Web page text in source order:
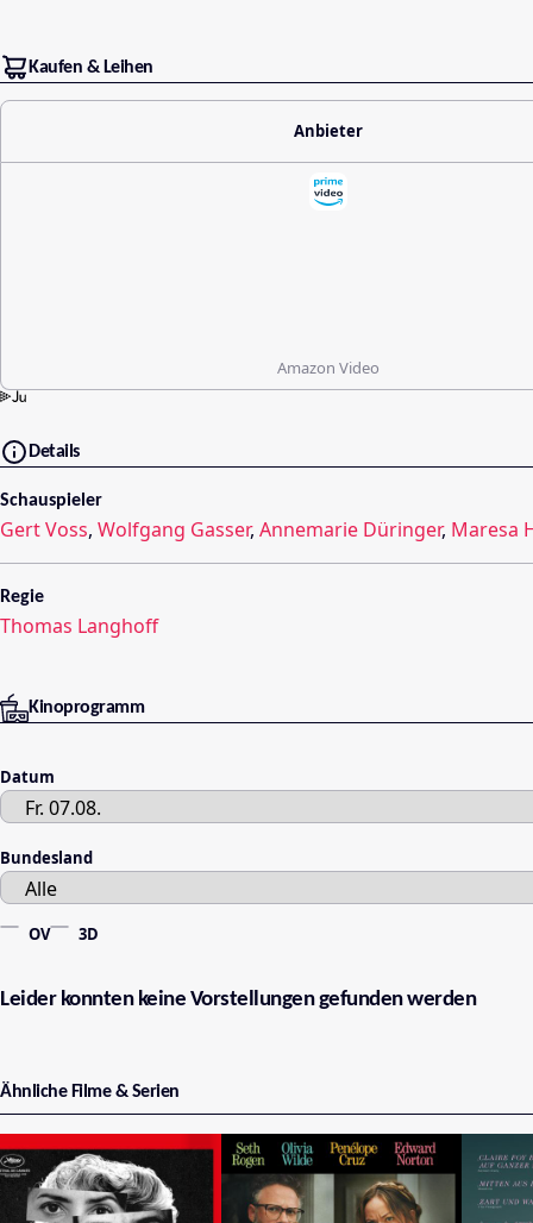
Kaufen & Leihen
Anbieter
Amazon Video
Details
Schauspieler
Gert Voss, Wolfgang Gasser, Annemarie Düringer, Maresa
Regie
Thomas Langhoff
Kinoprogramm
Datum
Bundesland
OV 3D
Leider konnten keine Vorstellungen gefunden werden
Ähnliche Filme & Serien